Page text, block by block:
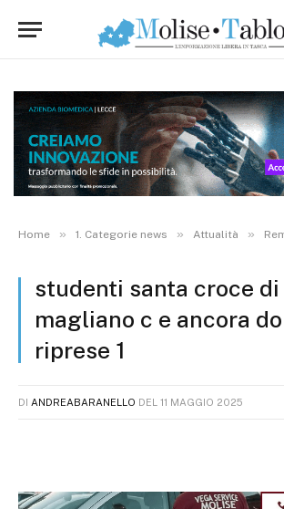
Home » 1. Categorie news » Attualità » Remake scene
studenti santa croce di
magliano c e ancora
riprese 1
DI ANDREABARANELLO DEL 11 MAGGIO 2025